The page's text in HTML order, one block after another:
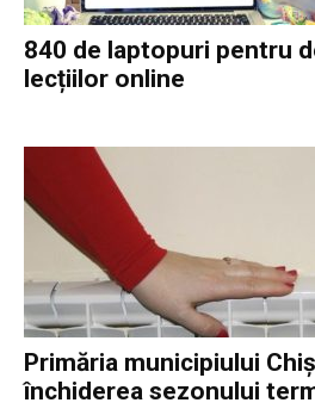
840 de laptopuri pentru
lecțiilor online
Primăria municipiului
închiderea sezonului